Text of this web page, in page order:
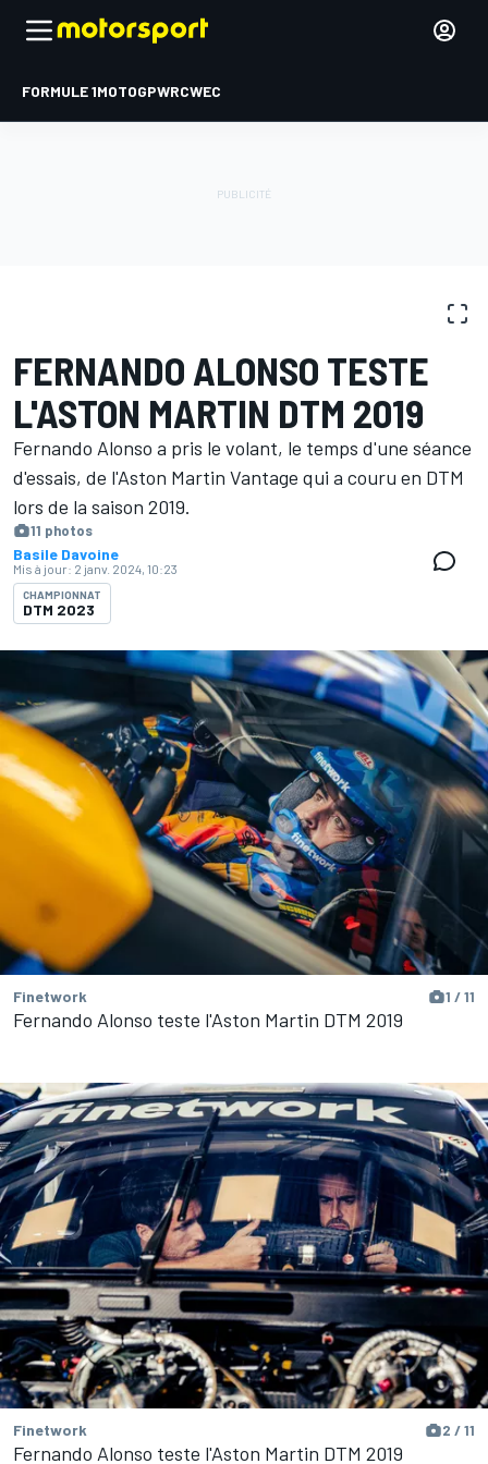
FORMULE 1MOTOGPWRCWEC
FERNANDO ALONSO TESTE
L'ASTON MARTIN DTM 2019
Fernando Alonso a pris le volant, le temps d'une séance
d'essais, de l'Aston Martin Vantage qui a couru en DTM
lors de la saison 2019.
11 photos
Basile Davoine
Mis à jour: 2 janv. 2024, 10:23
CHAMPIONNAT
DTM 2023
Finetwork 1 / 11
Fernando Alonso teste l'Aston Martin DTM 2019
Finetwork 2 / 11
Fernando Alonso teste l'Aston Martin DTM 2019